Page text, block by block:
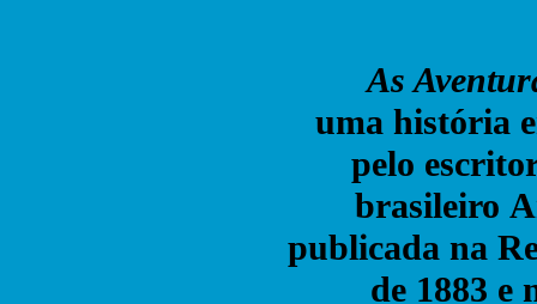
As
uma história
pelo
brasileiro
publicada na
de 1883 e